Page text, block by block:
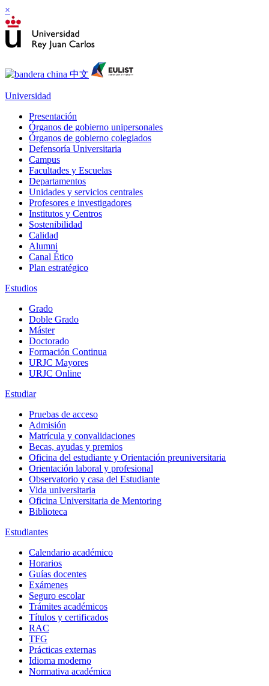
×
Universidad
Presentación
Órganos de gobierno unipersonales
Órganos de gobierno colegiados
Defensoría Universitaria
Campus
Facultades y Escuelas
Departamentos
Unidades y servicios centrales
Profesores e investigadores
Institutos y Centros
Sostenibilidad
Calidad
Alumni
Canal Ético
Plan estratégico
Estudios
Grado
Doble Grado
Máster
Doctorado
Formación Continua
URJC Mayores
URJC Online
Estudiar
Pruebas de acceso
Admisión
Matrícula y convalidaciones
Becas, ayudas y premios
Oficina del estudiante y Orientación preuniversitaria
Orientación laboral y profesional
Observatorio y casa del Estudiante
Vida universitaria
Oficina Universitaria de Mentoring
Biblioteca
Estudiantes
Calendario académico
Horarios
Guías docentes
Exámenes
Seguro escolar
Trámites académicos
Títulos y certificados
RAC
TFG
Prácticas externas
Idioma moderno
Normativa académica